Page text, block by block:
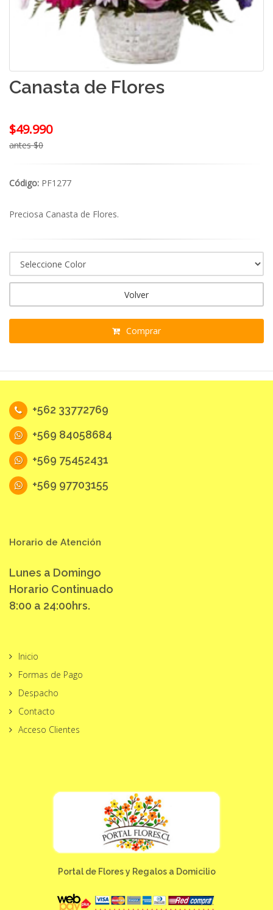
Canasta de Flores
$49.990
antes $0
Código: PF1277
Preciosa Canasta de Flores.
Volver
Comprar
+562 33772769
+569 84058684
+569 75452431
+569 97703155
Horario de Atención
Lunes a Domingo
Horario Continuado
8:00 a 24:00hrs.
Inicio
Formas de Pago
Despacho
Contacto
Acceso Clientes
Portal de Flores y Regalos a Domicilio